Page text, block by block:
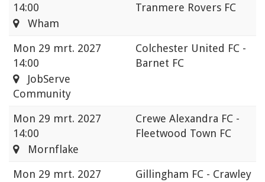
14:00
Tranmere Rovers FC
Wham
Mon 29 mrt. 2027
14:00
Colchester United FC -
Barnet FC
JobServe
Community
Mon 29 mrt. 2027
14:00
Crewe Alexandra FC -
Fleetwood Town FC
Mornflake
Mon 29 mrt. 2027
Gillingham FC - Crawley